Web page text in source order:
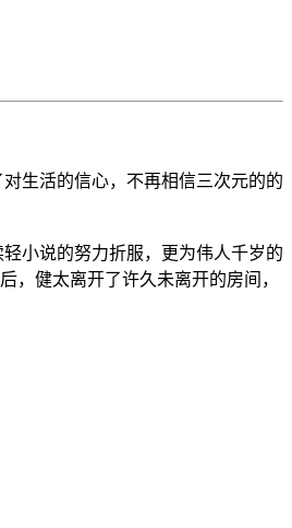
生活的信心，不再相信三次元的的
小说的努力折服，更为伟人千岁的
，健太离开了许久未离开的房间，